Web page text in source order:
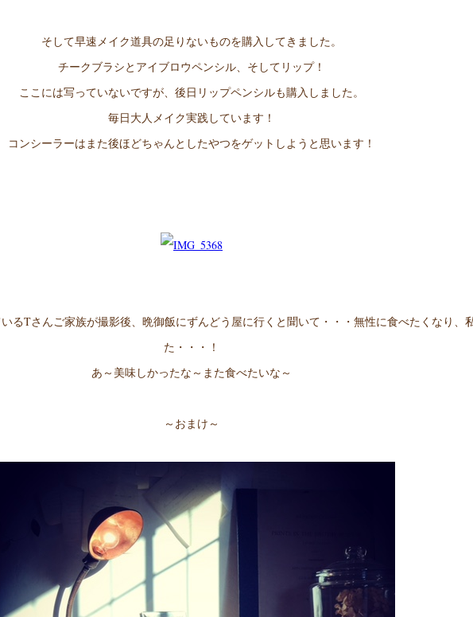
そして早速メイク道具の足りないものを購入してきました。
チークブラシとアイブロウペンシル、そしてリップ！
ここには写っていないですが、後日リップペンシルも購入しました。
毎日大人メイク実践しています！
コンシーラーはまた後ほどちゃんとしたやつをゲットしようと思います！
るTさんご家族が撮影後、晩御飯にずんどう屋に行くと聞いて・・・無性に食べたくなり、
た・・・！
あ～美味しかったな～また食べたいな～
～おまけ～